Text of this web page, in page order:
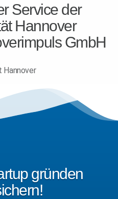
Service der
Hannover
GmbH
gründen